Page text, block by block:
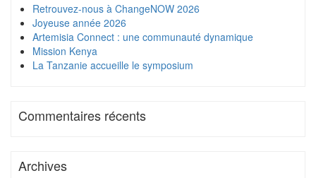
Retrouvez-nous à ChangeNOW 2026
Joyeuse année 2026
Artemisia Connect : une communauté dynamique
Mission Kenya
La Tanzanie accueille le symposium
Commentaires récents
Archives